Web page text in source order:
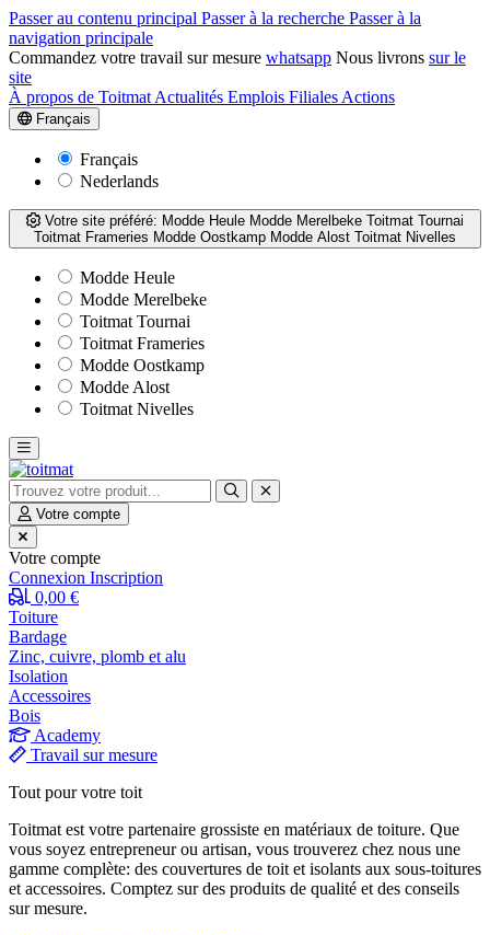
Passer au contenu principal Passer à la recherche Passer à la
navigation principale
Commandez votre travail sur mesure whatsapp Nous livrons sur le
site
À propos de Toitmat Actualités Emplois Filiales Actions
Français
Français
Nederlands
Votre site préféré: Modde Heule Modde Merelbeke Toitmat Tournai
Toitmat Frameries Modde Oostkamp Modde Alost Toitmat Nivelles
Modde Heule
Modde Merelbeke
Toitmat Tournai
Toitmat Frameries
Modde Oostkamp
Modde Alost
Toitmat Nivelles
Votre compte
Votre compte
Connexion Inscription
0,00 €
Toiture
Bardage
Zinc, cuivre, plomb et alu
Isolation
Accessoires
Bois
Academy
Travail sur mesure
Tout pour votre toit
Toitmat est votre partenaire grossiste en matériaux de toiture. Que
vous soyez entrepreneur ou artisan, vous trouverez chez nous une
gamme complète: des couvertures de toit et isolants aux sous-toitures
et accessoires. Comptez sur des produits de qualité et des conseils
sur mesure.